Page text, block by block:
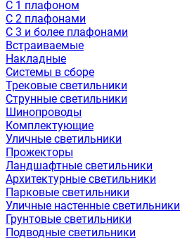
С 1 плафоном
С 2 плафонами
С 3 и более плафонами
Встраиваемые
Накладные
Системы в сборе
Трековые светильники
Струнные светильники
Шинопроводы
Комплектующие
Уличные светильники
Прожекторы
Ландшафтные светильники
Архитектурные светильники
Парковые светильники
Уличные настенные светильники
Грунтовые светильники
Подводные светильники